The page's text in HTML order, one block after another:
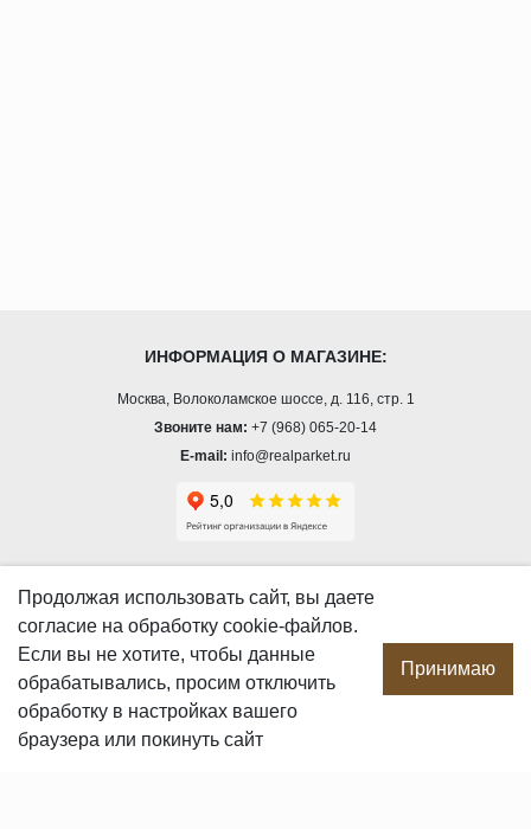
ИНФОРМАЦИЯ О МАГАЗИНЕ:
Москва, Волоколамское шоссе, д. 116, стр. 1
Звоните нам: +7 (968) 065-20-14
E-mail: info@realparket.ru
О компании
Производство
Сотрудничество
Сертификаты продукции
Вакансии
Продолжая использовать сайт, вы даете
согласие на обработку cookie-файлов.
Если вы не хотите, чтобы данные
обрабатывались, просим отключить
обработку в настройках вашего
браузера или покинуть сайт
Принимаю